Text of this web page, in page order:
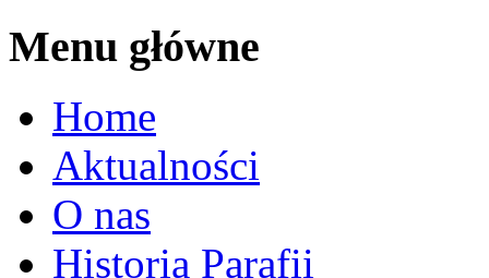
Menu główne
Home
Aktualności
O nas
Historia Parafii